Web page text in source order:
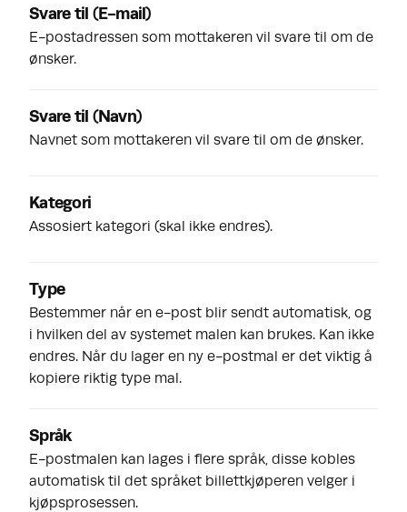
Svare til (E-mail )
E-postadressen som mottakeren vil svare til om de
ønsker.
Svare til (Navn)
Navnet som mottakeren vil svare til om de ønsker.
Kategori
Assosiert kategori (skal ikke endres).
Type
Bestemmer når en e-post blir sendt automatisk, og
i hvilken del av systemet malen kan brukes. Kan ikke
endres. Når du lager en ny e-postmal er det viktig å
kopiere riktig type mal.
Språk
E-postmalen kan lages i flere språk, disse kobles
automatisk til det språket billettkjøperen velger i
kjøpsprosessen.